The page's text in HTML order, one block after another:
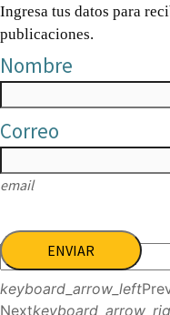
Ingresa tus datos para
publicaciones.
Nombre
Correo
email
ENVIAR
keyboard_arrow_left
Next